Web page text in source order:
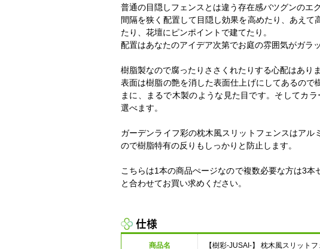
普通の目隠しフェンスとは違う存在感バツグンのエ
間隔を狭く配置して目隠し効果を高めたり、あえて
たり、花壇にピンポイントで建てたり。
配置はあなたのアイデア次第でお庭の雰囲気がガラ
樹脂製なので腐ったりささくれたりする心配はありま
表面は樹脂の艶を消した表面仕上げにしてあるので
まに、まるで木製のような見た目です。そしてカ
選べます。
ガーデンライフ彩の枕木風スリットフェンスはアル
ので樹脂特有の反りもしっかりと防止します。
こちらは1本の商品ぺージなので複数必要な方は3本
と合わせてお買い求めください。
仕様
商品名 【樹彩-JUSAI-】 枕木風スリット